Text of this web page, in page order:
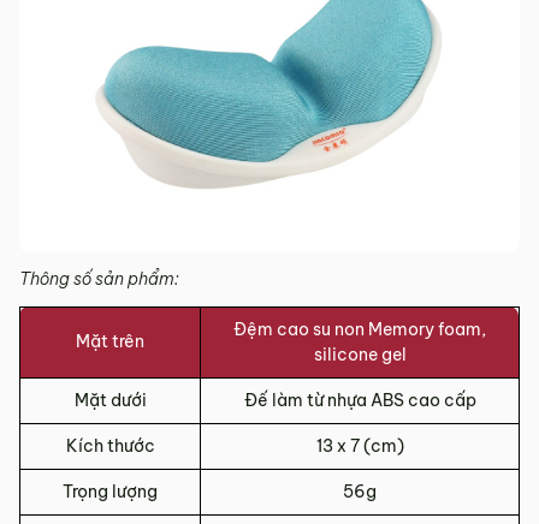
Thông số sản phẩm:
Mặt trên
Đệm cao su non Memory foam,
silicone gel
Mặt dưới Đế làm từ nhựa ABS cao cấp
Kích thước 13 x 7 (cm)
Trọng lượng 56g